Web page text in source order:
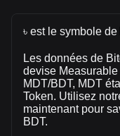
actuellement de
circulation de
Measurable Data
BDT) au cours des
jour de trading, le
৳26,720,868.14.
৳ est le symbole
Les données de
devise
MDT/BDT, MDT
Token. Utilisez
maintenant pour
BDT.